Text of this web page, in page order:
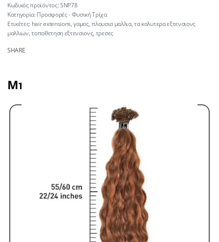
SNP78
Κατηγορία: Προσφορές - Φυσική Τρίχα
Ετικέτες: hair extensions,γαμος,πλουσια μαλλια,τα καλυτερα εξτενσιονς
μαλλιων,τοποθετηση εξτενσιονς, τρεσες
SHARE
Μπορεί να σας αρέσει επίσης